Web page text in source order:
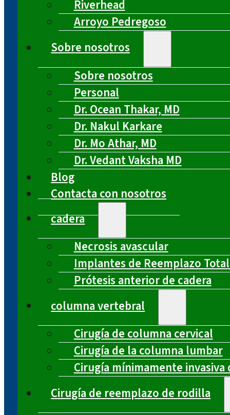
Riverhead
Arroyo Pedregoso
Sobre nosotros
Sobre nosotros
Personal
Dr. Ocean Thakar, MD
Dr. Nakul Karkare
Dr. Mo Athar, MD
Dr. Vedant Vaksha MD
Blog
Contacta con nosotros
cadera
Necrosis avascular
Implantes de Reemplazo
Prótesis anterior de cadera
columna vertebral
Cirugía de columna cervical
Cirugía de la columna lumbar
Cirugía mínimamente
Cirugía de reemplazo de rodilla